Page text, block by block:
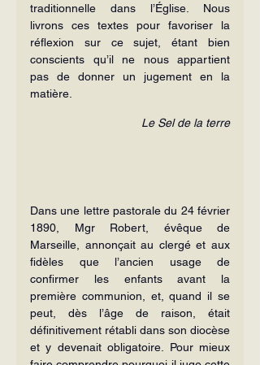
traditionnelle dans l’Église. Nous
livrons ces textes pour favoriser la
réflexion sur ce sujet, étant bien
conscients qu’il ne nous appartient
pas de donner un jugement en la
matière.
Le Sel de la terre
Dans une lettre pastorale du 24 février
1890, Mgr Robert, évêque de
Marseille, annonçait au clergé et aux
fidèles que l’ancien usage de
confirmer les enfants avant la
première communion, et, quand il se
peut, dès l’âge de raison, était
définitivement rétabli dans son diocèse
et y devenait obligatoire. Pour mieux